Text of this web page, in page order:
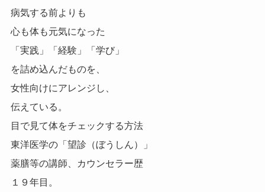
病気する前よりも
心も体も元気になった
「実践」「経験」「学び」
を詰め込んだものを、
女性向けにアレンジし、
伝えている。
目で見て体をチェックする方法
東洋医学の「望診（ぼうしん）」
薬膳等の講師、カウンセラー歴
１９年目。